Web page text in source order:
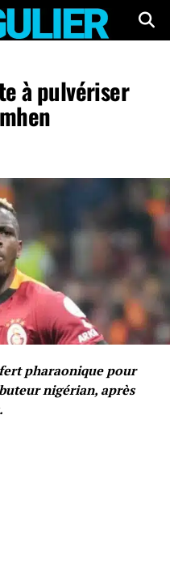
à pulvériser
pharaonique pour
nigérian, après